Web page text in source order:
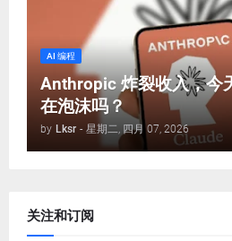
AI 编程
Anthropic 炸裂收入，今
在泡沫吗？
by Lksr - 星期二, 四月 07, 2026
关注和订阅